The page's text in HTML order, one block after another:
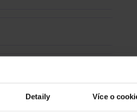
Detaily Více o